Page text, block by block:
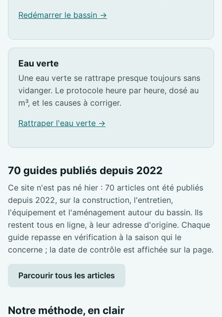
Redémarrer le bassin →
Eau verte
Une eau verte se rattrape presque toujours sans
vidanger. Le protocole heure par heure, dosé au
m³, et les causes à corriger.
Rattraper l'eau verte →
70 guides publiés depuis 2022
Ce site n'est pas né hier : 70 articles ont été publiés
depuis 2022, sur la construction, l'entretien,
l'équipement et l'aménagement autour du bassin. Ils
restent tous en ligne, à leur adresse d'origine. Chaque
guide repasse en vérification à la saison qui le
concerne ; la date de contrôle est affichée sur la page.
Parcourir tous les articles
Notre méthode, en clair